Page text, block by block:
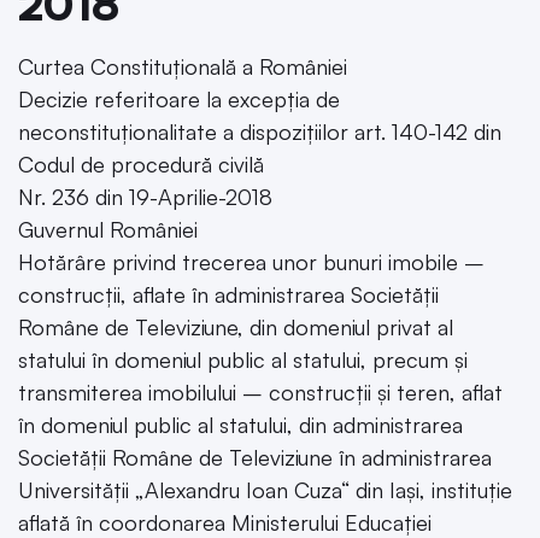
Curtea Constituțională a României
Decizie referitoare la excepția de
neconstituționalitate a dispozițiilor art. 140-142 din
Codul de procedură civilă
Nr. 236 din 19-Aprilie-2018
Guvernul României
Hotărâre privind trecerea unor bunuri imobile –
construcții, aflate în administrarea Societății
Române de Televiziune, din domeniul privat al
statului în domeniul public al statului, precum și
transmiterea imobilului – construcții și teren, aflat
în domeniul public al statului, din administrarea
Societății Române de Televiziune în administrarea
Universității „Alexandru Ioan Cuza“ din Iași, instituție
aflată în coordonarea Ministerului Educației